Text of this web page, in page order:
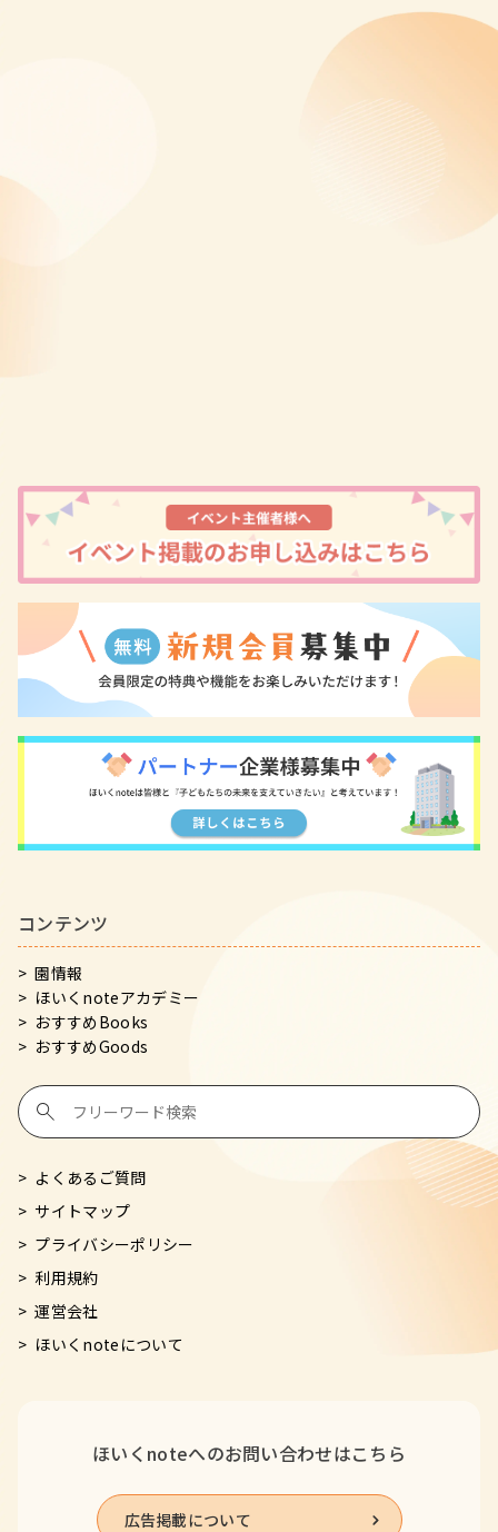
コンテンツ
園情報
ほいくnoteアカデミー
おすすめBooks
おすすめGoods
よくあるご質問
サイトマップ
プライバシーポリシー
利用規約
運営会社
ほいくnoteについて
ほいくnoteへのお問い合わせはこちら
広告掲載について